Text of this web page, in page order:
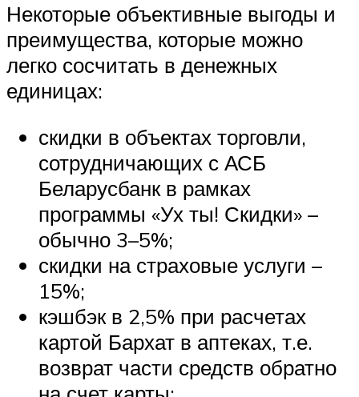
Некоторые объективные выгоды и
преимущества, которые можно
легко сосчитать в денежных
единицах:
скидки в объектах торговли,
сотрудничающих с АСБ
Беларусбанк в рамках
программы «Ух ты! Скидки» –
обычно 3–5%;
скидки на страховые услуги –
15%;
кэшбэк в 2,5% при расчетах
картой Бархат в аптеках, т.е.
возврат части средств обратно